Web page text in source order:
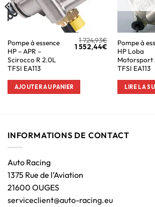
Pompe à essence
HP – APR –
Scirocco R 2.0L
TFSI EA113
1 724,93€
1 552,44€
AJOUTER AU PANIER
Pompe à
HP Loba
Motorsport
TFSI EA113
LIRE LA
INFORMATIONS DE CONTACT
Auto Racing
1375 Rue de l’Aviation
21600 OUGES
serviceclient@auto-racing.eu